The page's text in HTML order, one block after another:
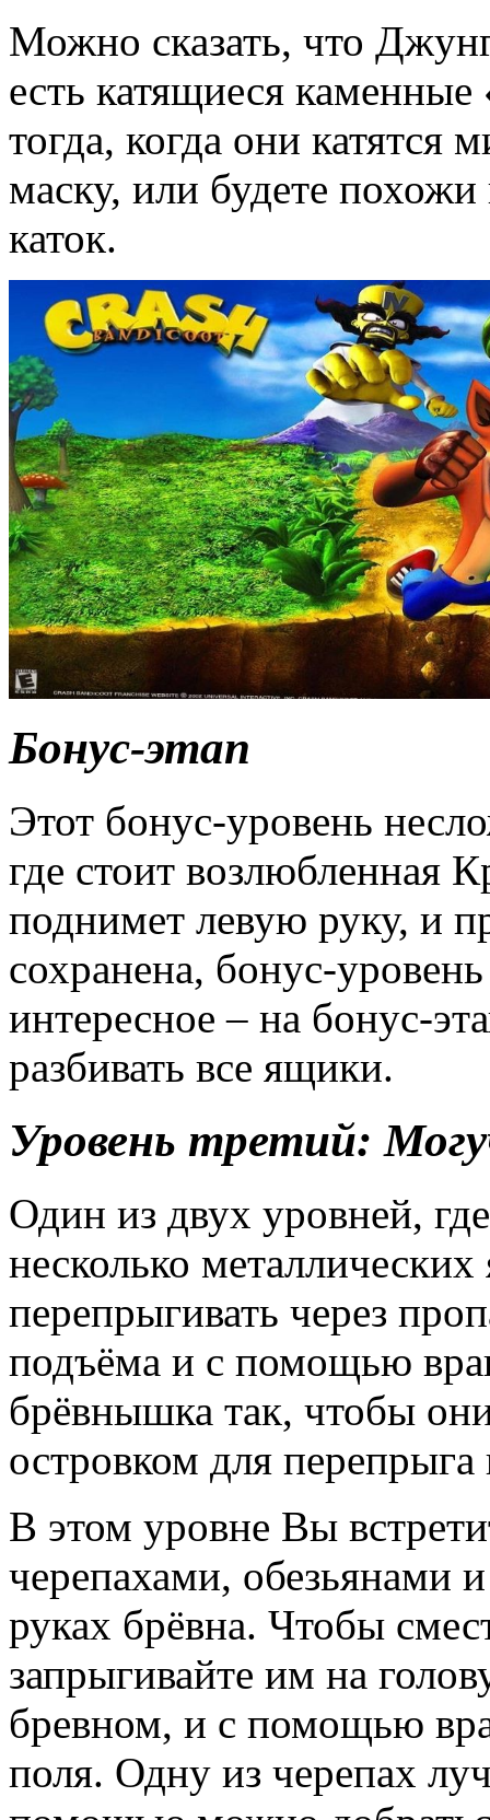
Можно сказать, что
есть катящиеся
тогда, когда они катятся
маску, или будете
каток.
Бонус-этап
Этот бонус-уровень
где стоит возлюбленная
поднимет левую руку, и
сохранена, бонус-
интересное – на бонус-
разбивать все ящики.
Уровень третий:
Один из двух уровней,
несколько
перепрыгивать через
подъёма и с помощью
брёвнышка так, чтобы
островком для
В этом уровне Вы
черепахами, обезьянами
руках брёвна. Чтобы
запрыгивайте им на
бревном, и с помощью
поля. Одну из черепах